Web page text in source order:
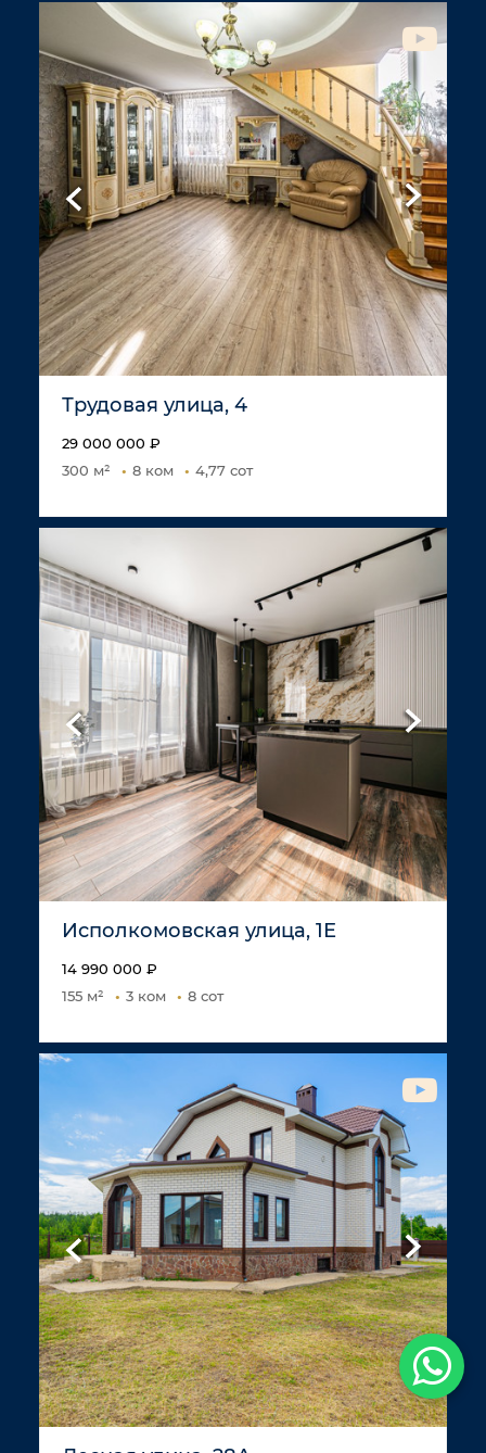
Трудовая улица, 4
29 000 000 ₽
300 м²
8 ком 4,77 сот
Исполкомовская улица, 1Е
14 990 000 ₽
155 м²
3 ком 8 сот